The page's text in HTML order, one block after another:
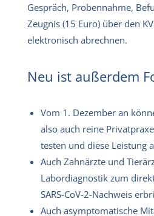
Gespräch, Probennahme,
Zeugnis (15 Euro) über den
elektronisch abrechnen.
Neu ist außerdem
Vom 1. Dezember an
also auch reine
testen und diese Leistung
Auch Zahnärzte und
Labordiagnostik zum
SARS-CoV-2-Nachweis
Auch asymptomatische